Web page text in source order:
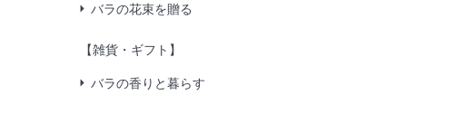
バラの花束を贈る
【雑貨・ギフト】
バラの香りと暮らす